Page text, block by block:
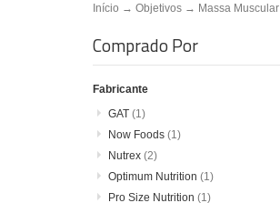
Início → Objetivos → Massa Muscular
Comprado Por
Fabricante
GAT (1)
Now Foods (1)
Nutrex (2)
Optimum Nutrition (1)
Pro Size Nutrition (1)